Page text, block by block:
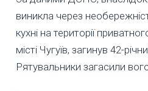
виникла через
кухні на території
місті Чугуїв, загинув 42-
Рятувальники загасили